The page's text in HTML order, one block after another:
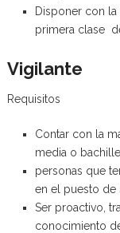
Disponer con
primera clase
Vigilante
Requisitos
Contar con la
media o
personas que
en el puesto de
Ser proactivo,
conocimiento